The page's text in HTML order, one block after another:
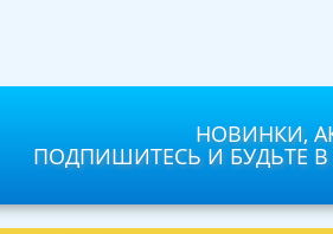
НОВИНКИ,
ПОДПИШИТЕСЬ И БУДЬТЕ